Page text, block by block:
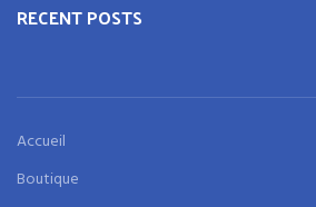
RECENT POSTS
Accueil
Boutique